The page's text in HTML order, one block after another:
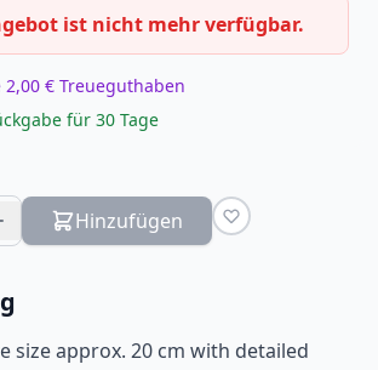
ist nicht mehr verfügbar.
2,00 € Treueguthaben
für 30 Tage
Hinzufügen
size approx. 20 cm with detailed